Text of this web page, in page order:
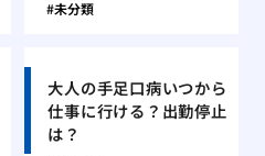
未分類
大人の手足口病いつから
仕事に行ける？出勤停止
は？